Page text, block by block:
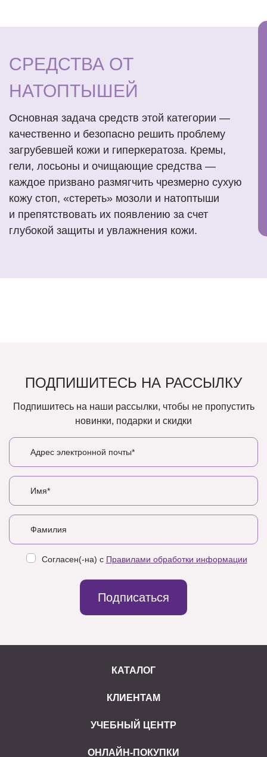
СРЕДСТВА ОТ
НАТОПТЫШЕЙ
Основная задача средств этой категории —
качественно и безопасно решить проблему
загрубевшей кожи и гиперкератоза. Кремы,
гели, лосьоны и очищающие средства —
каждое призвано размягчить чрезмерно сухую
кожу стоп, «стереть» мозоли и натоптыши
и препятствовать их появлению за счет
глубокой защиты и увлажнения кожи.
ПОДПИШИТЕСЬ НА РАССЫЛКУ
Подпишитесь на наши рассылки, чтобы не пропустить
новинки, подарки и скидки
Согласен(-на) с Правилами обработки информации
Подписаться
КАТАЛОГ
КЛИЕНТАМ
УЧЕБНЫЙ ЦЕНТР
ОНЛАЙН-ПОКУПКИ